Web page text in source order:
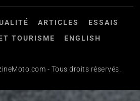
ARTICLES
ESSAIS
TOURISME
ENGLISH
- Tous droits réservés.